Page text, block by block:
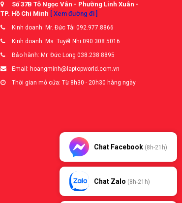
Số 37B Tô Ngọc Vân - Phường Linh Xuân -
TP. Hồ Chí Minh [ Xem đường đi ]
Kinh doanh: Mr. Đức Tài 092.977.8866
Kinh doanh: Ms. Tuyết Nhi 090.308.5016
Bảo hành: Mr. Đức Long 038.238.8895
Email: hoangminh@laptopworld.com.vn
Thời gian mở cửa: Từ 8h30 - 20h30 hàng ngày
Chat Facebook (8h-21h)
Chat Zalo (8h-21h)